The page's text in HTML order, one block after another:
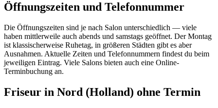
Öffnungszeiten und Telefonnummer
Die Öffnungszeiten sind je nach Salon unterschiedlich — viele
haben mittlerweile auch abends und samstags geöffnet. Der Montag
ist klassischerweise Ruhetag, in größeren Städten gibt es aber
Ausnahmen. Aktuelle Zeiten und Telefonnummern findest du beim
jeweiligen Eintrag. Viele Salons bieten auch eine Online-
Terminbuchung an.
Friseur in Nord (Holland) ohne Termin